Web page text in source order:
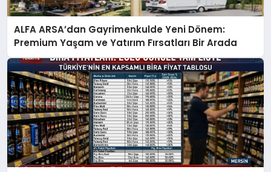
ALFA ARSA’dan Gayrimenkulde Yeni Dönem:
Premium Yaşam ve Yatırım Fırsatları Bir Arada